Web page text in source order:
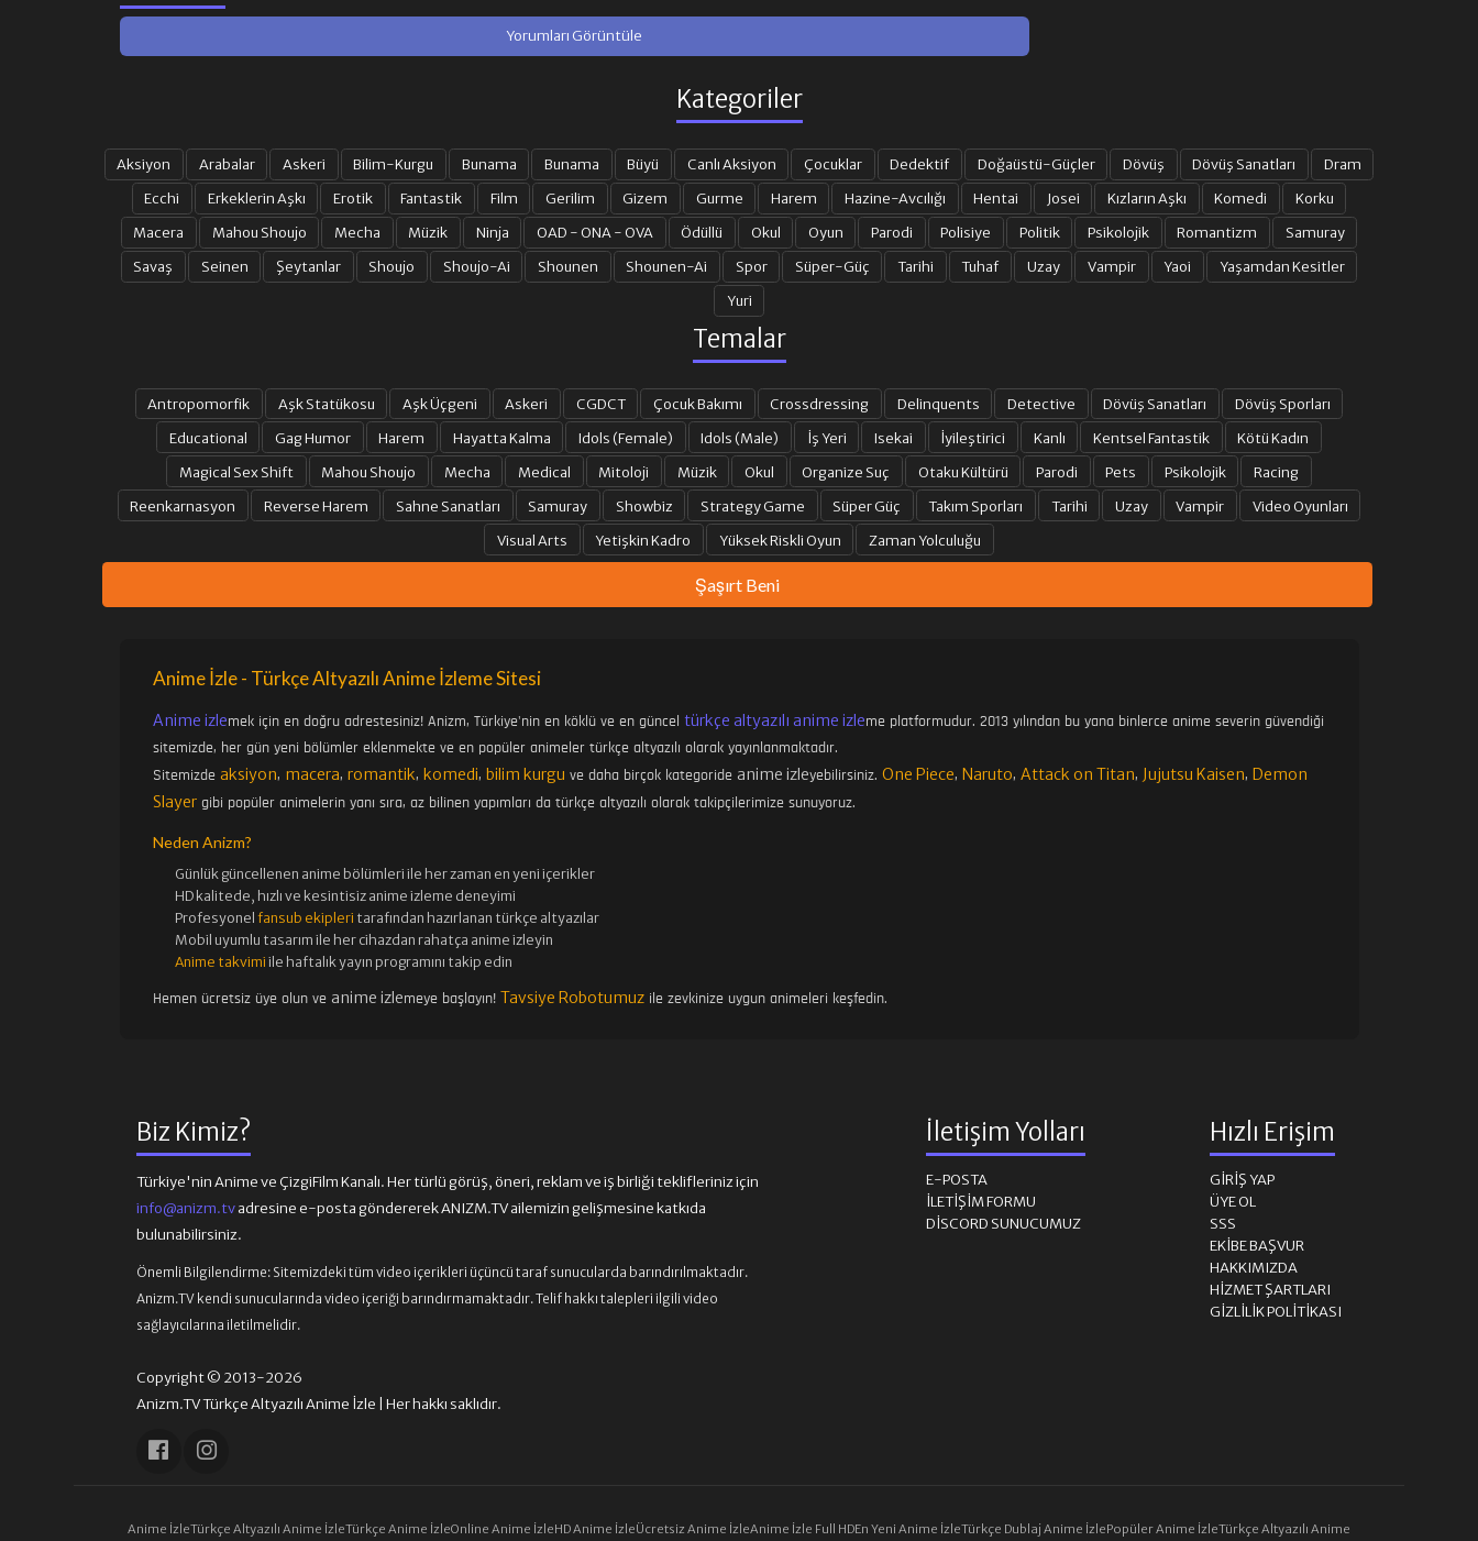
Yorumları Görüntüle
Kategoriler
Aksiyon Arabalar Askeri Bilim-Kurgu Bunama Bunama Büyü Canlı Aksiyon Çocuklar Dedektif Doğaüstü-Güçler Dövüş Dövüş Sanatları
Dram
Ecchi
Erkeklerin Aşkı Erotik Fantastik Film Gerilim Gizem Gurme Harem Hazine-Avcılığı Hentai Josei Kızların Aşkı Komedi
Korku
Macera
Mahou Shoujo Mecha Müzik Ninja OAD - ONA - OVA Ödüllü Okul Oyun Parodi Polisiye Politik Psikolojik Romantizm
Samuray
Savaş
Seinen Şeytanlar Shoujo Shoujo-Ai Shounen Shounen-Ai Spor Süper-Güç Tarihi Tuhaf Uzay Vampir Yaoi
Yaşamdan Kesitler
Yuri
Temalar
Antropomorfik Aşk Statükosu Aşk Üçgeni Askeri CGDCT Çocuk Bakımı Crossdressing Delinquents Detective Dövüş Sanatları
Dövüş Sporları
Educational
Gag Humor Harem Hayatta Kalma Idols (Female) Idols (Male) İş Yeri Isekai İyileştirici Kanlı Kentsel Fantastik
Kötü Kadın
Magical Sex Shift
Mahou Shoujo Mecha Medical Mitoloji Müzik Okul Organize Suç Otaku Kültürü Parodi Pets Psikolojik
Racing
Reenkarnasyon
Reverse Harem Sahne Sanatları Samuray Showbiz Strategy Game Süper Güç Takım Sporları Tarihi Uzay Vampir
Video Oyunları
Visual Arts
Yetişkin Kadro Yüksek Riskli Oyun Zaman Yolculuğu
Şaşırt Beni
Anime İzle - Türkçe Altyazılı Anime İzleme Sitesi
Anime izlemek için en doğru adrestesiniz! Anizm, Türkiye'nin en köklü ve en güncel türkçe altyazılı anime izleme platformudur. 2013 yılından bu yana binlerce anime severin güvendiği
sitemizde, her gün yeni bölümler eklenmekte ve en popüler animeler türkçe altyazılı olarak yayınlanmaktadır.
Sitemizde aksiyon, macera, romantik, komedi, bilim kurgu ve daha birçok kategoride anime izleyebilirsiniz. One Piece, Naruto, Attack on Titan, Jujutsu Kaisen, Demon
Slayergibi popüler animelerin yanı sıra, az bilinen yapımları da türkçe altyazılı olarak takipçilerimize sunuyoruz.
Neden Anizm?
Günlük güncellenen anime bölümleri ile her zaman en yeni içerikler
HD kalitede, hızlı ve kesintisiz anime izleme deneyimi
Profesyonel fansub ekipleri tarafından hazırlanan türkçe altyazılar
Mobil uyumlu tasarım ile her cihazdan rahatça anime izleyin
Anime takvimi ile haftalık yayın programını takip edin
Hemen ücretsiz üye olun ve anime izlemeye başlayın! Tavsiye Robotumuzile zevkinize uygun animeleri keşfedin.
Biz Kimiz?
Türkiye'nin Anime ve ÇizgiFilm Kanalı. Her türlü görüş, öneri, reklam ve iş birliği teklifleriniz için
info@anizm.tvadresine e-posta göndererek ANIZM.TV ailemizin gelişmesine katkıda
bulunabilirsiniz.
Önemli Bilgilendirme:Sitemizdeki tüm video içerikleri üçüncü taraf sunucularda barındırılmaktadır.
Anizm.TV kendi sunucularında video içeriği barındırmamaktadır. Telif hakkı talepleri ilgili video
sağlayıcılarına iletilmelidir.
Copyright © 2013-2026
Anizm.TV Türkçe Altyazılı Anime İzle | Her hakkı saklıdır.
İletişim Yolları
E-POSTA
İLETIŞIM FORMU
DISCORD SUNUCUMUZ
Hızlı Erişim
GIRIŞ YAP
ÜYE OL
SSS
EKIBE BAŞVUR
HAKKIMIZDA
HIZMET ŞARTLARI
GIZLILIK POLITIKASI
Anime İzleTürkçe Altyazılı Anime İzleTürkçe Anime İzleOnline Anime İzleHD Anime İzleÜcretsiz Anime İzleAnime İzle Full HDEn Yeni Anime İzleTürkçe Dublaj Anime İzlePopüler Anime İzleTürkçe Altyazılı Anime